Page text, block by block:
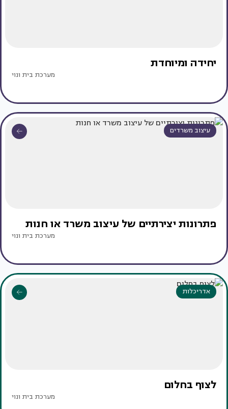
יחידה ומיוחדת
מערכת בית ונוי
עיצוב משרדים
פתרונות יצירתיים של עיצוב משרד או חנות
מערכת בית ונוי
אדריכלות
לצוף בחלום
מערכת בית ונוי